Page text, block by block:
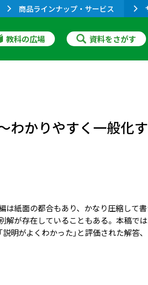
商品ラインナップ・サービス
教科の広場 資料をさがす
わかりやすく一般化
は紙面の都合もあり、かなり圧縮して
解が存在していることもある。本稿で
明がよくわかった｣と評価された解答